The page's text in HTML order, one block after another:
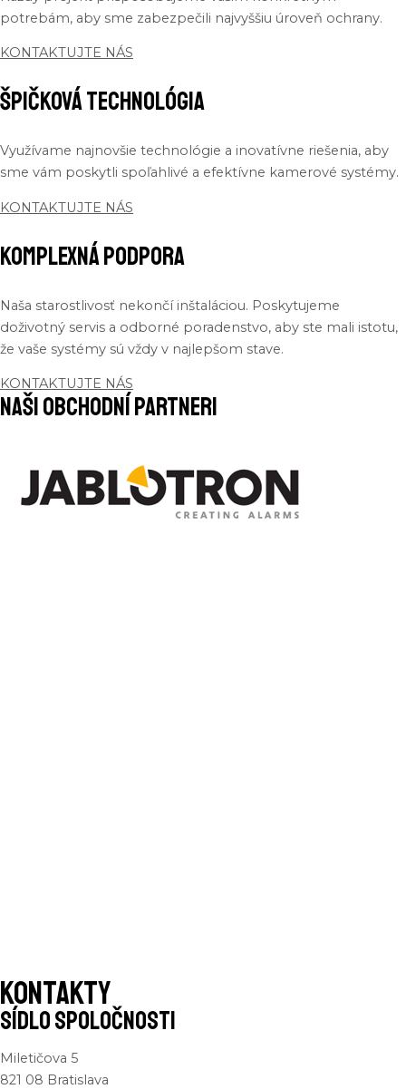
potrebám, aby sme zabezpečili najvyššiu úroveň ochrany.
KONTAKTUJTE NÁS
Špičková Technológia
Využívame najnovšie technológie a inovatívne riešenia, aby
sme vám poskytli spoľahlivé a efektívne kamerové systémy.
KONTAKTUJTE NÁS
Komplexná Podpora
Naša starostlivosť nekončí inštaláciou. Poskytujeme
doživotný servis a odborné poradenstvo, aby ste mali istotu,
že vaše systémy sú vždy v najlepšom stave.
KONTAKTUJTE NÁS
naši obchodní partneri
Kontakty
sídlo spoločnosti
Miletičova 5
821 08 Bratislava